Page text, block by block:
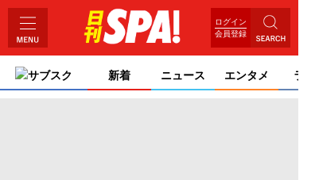
ログイン
会員登録
サブスク 新着 ニュース エンタメ ライ